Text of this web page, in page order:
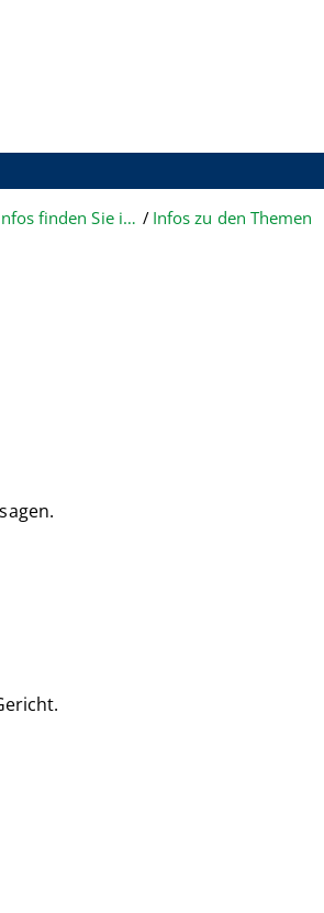
Teil 2: Welche Infos finden Sie im Justiz-Portal? Infos zu den Themen